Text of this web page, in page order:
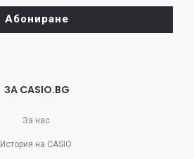
Абониране
ЗА CASIO.BG
За нас
История на CASIO